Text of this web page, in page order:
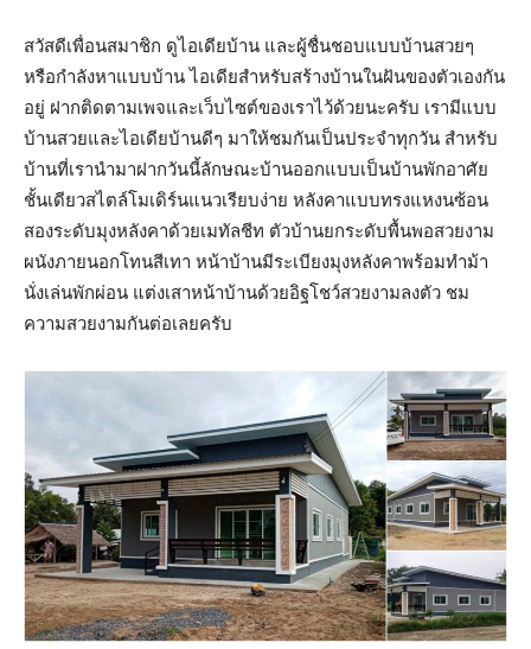
สวัสดีเพื่อนสมาชิก ดูไอเดียบ้าน และผู้ชื่นชอบแบบบ้านสวยๆ
หรือกำลังหาแบบบ้าน ไอเดียสำหรับสร้างบ้านในฝันของตัวเองกัน
อยู่ ฝากติดตามเพจและเว็บไซต์ของเราไว้ด้วยนะครับ เรามีแบบ
บ้านสวยและไอเดียบ้านดีๆ มาให้ชมกันเป็นประจำทุกวัน สำหรับ
บ้านที่เรานำมาฝากวันนี้ลักษณะบ้านออกแบบเป็นบ้านพักอาศัย
ชั้นเดียวสไตล์โมเดิร์นแนวเรียบง่าย หลังคาแบบทรงแหงนซ้อน
สองระดับมุงหลังคาด้วยเมทัลชีท ตัวบ้านยกระดับพื้นพอสวยงาม
ผนังภายนอกโทนสีเทา หน้าบ้านมีระเบียงมุงหลังคาพร้อมทำม้า
นั่งเล่นพักผ่อน แต่งเสาหน้าบ้านด้วยอิฐโชว์สวยงามลงตัว ชม
ความสวยงามกันต่อเลยครับ